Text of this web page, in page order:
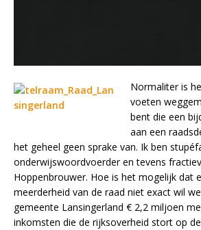
Normaliter is
voeten
bent die een
aan een
het geheel geen sprake van. Ik ben
onderwijswoordvoerder en tevens
Hoppenbrouwer. Hoe is het mogelijk dat
meerderheid van de raad niet exact wil
gemeente Lansingerland € 2,2 miljoen
inkomsten die de rijksoverheid stort op